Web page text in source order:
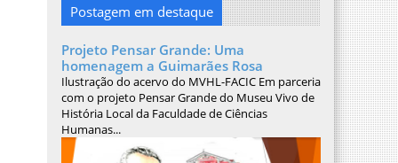
Postagem em destaque
Projeto Pensar Grande: Uma
homenagem a Guimarães Rosa
Ilustração do acervo do MVHL-FACIC Em parceria
com o projeto Pensar Grande do Museu Vivo de
História Local da Faculdade de Ciências
Humanas...